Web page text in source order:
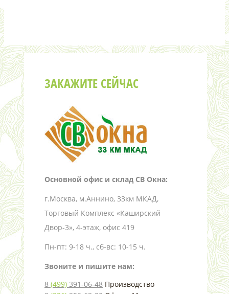
ЗАКАЖИТЕ СЕЙЧАС
Основной офис и склад СВ Окна:
г.Москва, м.Аннино, 33км МКАД,
Торговый Комплекс «Каширский
Двор-3», 4-этаж, офис 419
Пн-пт: 9-18 ч., сб-вс: 10-15 ч.
Звоните и пишите нам:
8 (499) 391-06-48 Производство